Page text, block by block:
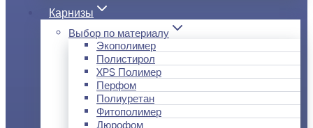
Карнизы
Выбор по материалу
Экополимер
Полистирол
XPS Полимер
Перфом
Полиуретан
Фитополимер
Дюрофом